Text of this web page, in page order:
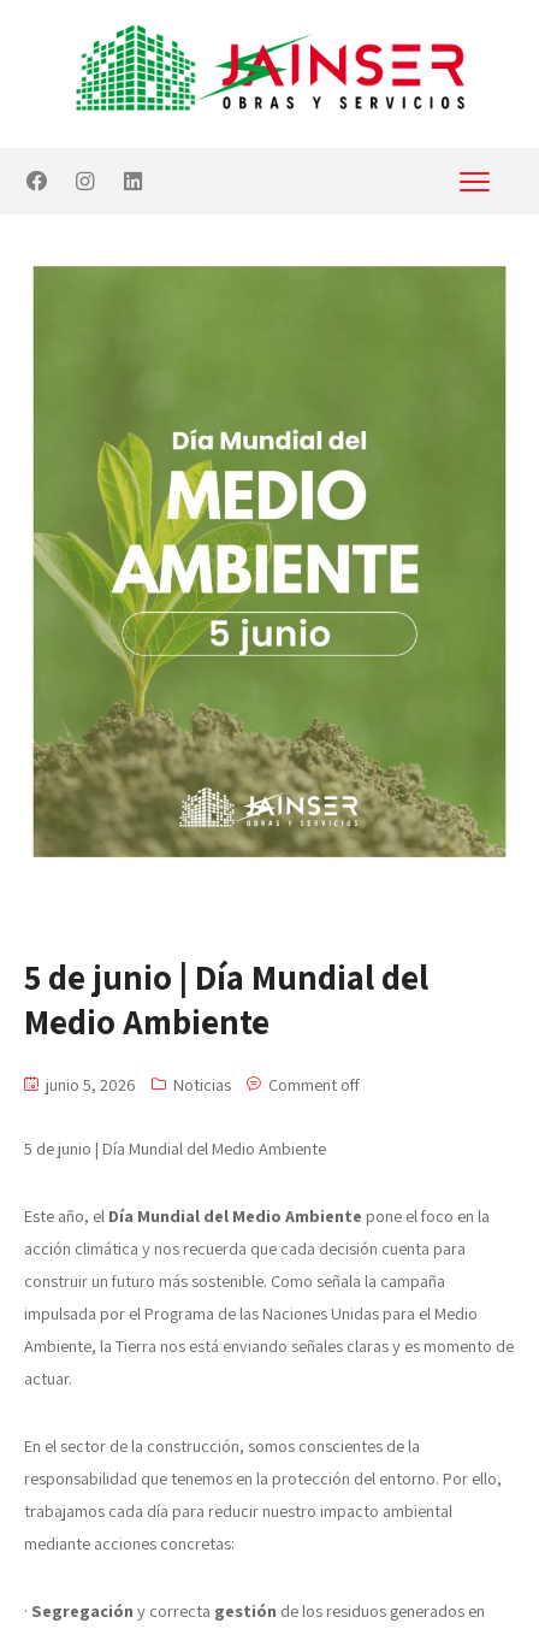
5 de junio | Día Mundial del
Medio Ambiente
junio 5, 2026 Noticias Comment off
5 de junio | Día Mundial del Medio Ambiente
Este año, el Día Mundial del Medio Ambiente pone el foco en la
acción climática y nos recuerda que cada decisión cuenta para
construir un futuro más sostenible. Como señala la campaña
impulsada por el Programa de las Naciones Unidas para el Medio
Ambiente, la Tierra nos está enviando señales claras y es momento de
actuar.
En el sector de la construcción, somos conscientes de la
responsabilidad que tenemos en la protección del entorno. Por ello,
trabajamos cada día para reducir nuestro impacto ambiental
mediante acciones concretas:
· Segregación y correcta gestión de los residuos generados en